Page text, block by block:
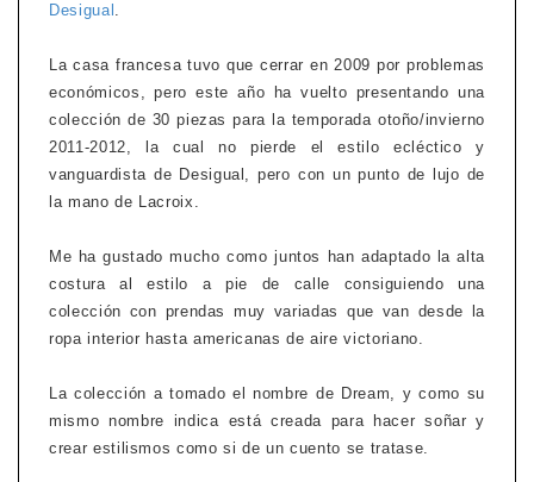
Desigual .
La casa francesa tuvo que cerrar en 2009 por problemas
económicos, pero este año ha vuelto presentando una
colección de 30 piezas para la temporada otoño/invierno
2011-2012, la cual no pierde el estilo ecléctico y
vanguardista de Desigual, pero con un punto de lujo de
la mano de Lacroix.
Me ha gustado mucho como juntos han adaptado la alta
costura al estilo a pie de calle consiguiendo una
colección con prendas muy variadas que van desde la
ropa interior hasta americanas de aire victoriano.
La colección a tomado el nombre de Dream, y como su
mismo nombre indica está creada para hacer soñar y
crear estilismos como si de un cuento se tratase.